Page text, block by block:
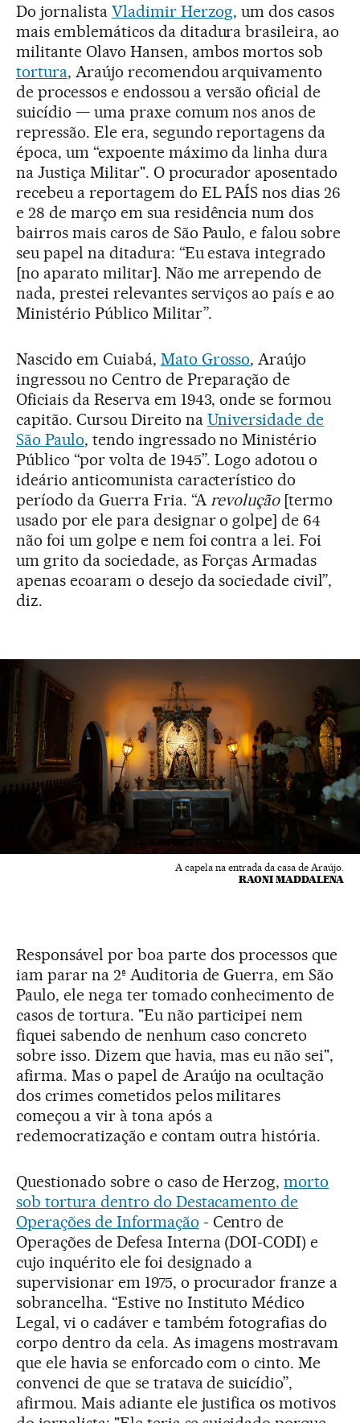
Do jornalista Vladimir Herzog, um dos casos
mais emblemáticos da ditadura brasileira, ao
militante Olavo Hansen, ambos mortos sob
tortura, Araújo recomendou arquivamento
de processos e endossou a versão oficial de
suicídio — uma praxe comum nos anos de
repressão. Ele era, segundo reportagens da
época, um “expoente máximo da linha dura
na Justiça Militar". O procurador aposentado
recebeu a reportagem do EL PAÍS nos dias 26
e 28 de março em sua residência num dos
bairros mais caros de São Paulo, e falou sobre
seu papel na ditadura: “Eu estava integrado
[no aparato militar]. Não me arrependo de
nada, prestei relevantes serviços ao país e ao
Ministério Público Militar”.
Nascido em Cuiabá, Mato Grosso, Araújo
ingressou no Centro de Preparação de
Oficiais da Reserva em 1943, onde se formou
capitão. Cursou Direito na Universidade de
São Paulo, tendo ingressado no Ministério
Público “por volta de 1945”. Logo adotou o
ideário anticomunista característico do
período da Guerra Fria. “A revolução[termo
usado por ele para designar o golpe] de 64
não foi um golpe e nem foi contra a lei. Foi
um grito da sociedade, as Forças Armadas
apenas ecoaram o desejo da sociedade civil”,
diz.
A capela na entrada da casa de Araújo.
RAONI MADDALENA
Responsável por boa parte dos processos que
iam parar na 2ª Auditoria de Guerra, em São
Paulo, ele nega ter tomado conhecimento de
casos de tortura. "Eu não participei nem
fiquei sabendo de nenhum caso concreto
sobre isso. Dizem que havia, mas eu não sei",
afirma. Mas o papel de Araújo na ocultação
dos crimes cometidos pelos militares
começou a vir à tona após a
redemocratização e contam outra história.
Questionado sobre o caso de Herzog,morto
sob tortura dentro do Destacamento de
Operações de Informação - Centro de
Operações de Defesa Interna (DOI-CODI) e
cujo inquérito ele foi designado a
supervisionar em 1975, o procurador franze a
sobrancelha. “Estive no Instituto Médico
Legal, vi o cadáver e também fotografias do
corpo dentro da cela. As imagens mostravam
que ele havia se enforcado com o cinto. Me
convenci de que se tratava de suicídio”,
afirmou. Mais adiante ele justifica os motivos